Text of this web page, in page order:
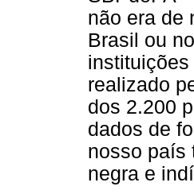
não era de
Brasil ou
realizado
dos 2.200
dados de
nosso país
negra e